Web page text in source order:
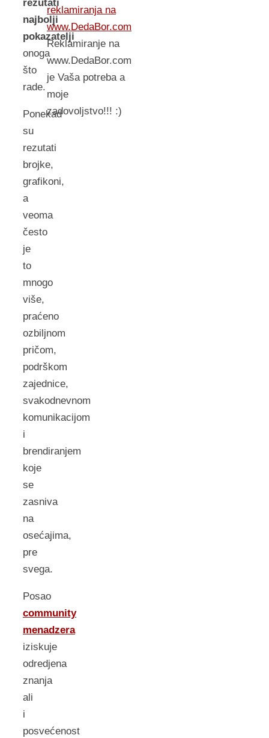
rezutati
najbolji
pokazatelji
onoga
što
rade.
Ponekad
su
rezutati
brojke,
grafikoni,
a
veoma
često
je
to
mnogo
više,
praćeno
ozbiljnom
pričom,
podrškom
zajednice,
svakodnevnom
komunikacijom
i
brendiranjem
koje
se
zasniva
na
osećajima,
pre
svega.
Posao
community
menadzera
iziskuje
odredjena
znanja
ali
i
posvećenost
reklamiranja na
www.DedaBor.com
Reklamiranje na
www.DedaBor.com
je Vaša potreba a
moje
zadovoljstvo!!! :)